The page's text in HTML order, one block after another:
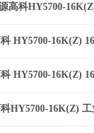
高科HY5700-
HY5700-16K(Z)
HY5700-16K(Z)
HY5700-16K(Z)